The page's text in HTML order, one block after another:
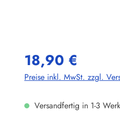
18,90 €
Preise inkl. MwSt. zzgl.
Versandfertig in 1-3